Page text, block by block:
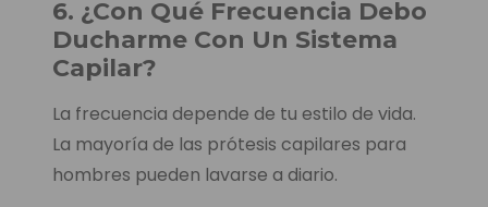
6. ¿Con Qué Frecuencia Debo
Ducharme Con Un Sistema
Capilar?
La frecuencia depende de tu estilo de vida.
La mayoría de las prótesis capilares para
hombres pueden lavarse a diario.